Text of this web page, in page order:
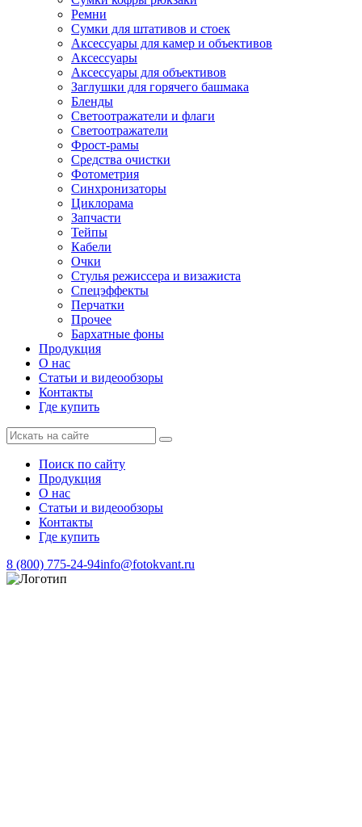
Ремни
Сумки для штативов и стоек
Аксессуары для камер и объективов
Аксессуары
Аксессуары для объективов
Заглушки для горячего башмака
Бленды
Светоотражатели и флаги
Светоотражатели
Фрост-рамы
Средства очистки
Фотометрия
Синхронизаторы
Циклорама
Запчасти
Тейпы
Кабели
Очки
Стулья режиссера и визажиста
Спецэффекты
Перчатки
Прочее
Бархатные фоны
Продукция
О нас
Статьи и видеообзоры
Контакты
Где купить
Поиск по сайту
Продукция
О нас
Статьи и видеообзоры
Контакты
Где купить
8 (800) 775-24-94info@fotokvant.ru